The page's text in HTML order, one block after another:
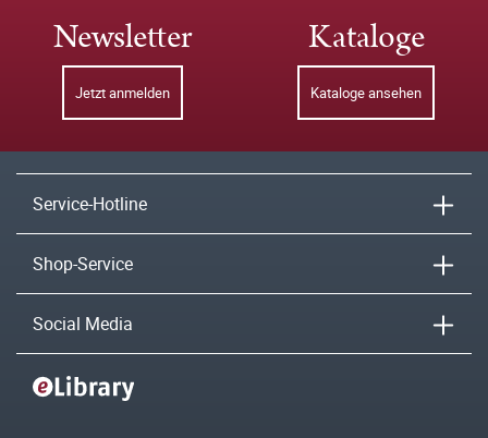
Newsletter
Jetzt anmelden
Kataloge
Kataloge ansehen
Service-Hotline
Shop-Service
Social Media